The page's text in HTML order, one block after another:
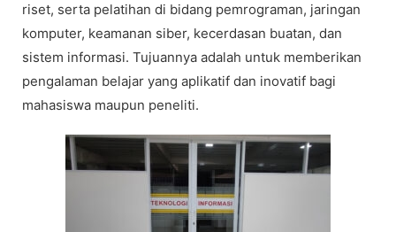
riset, serta pelatihan di bidang pemrograman, jaringan
komputer, keamanan siber, kecerdasan buatan, dan
sistem informasi. Tujuannya adalah untuk memberikan
pengalaman belajar yang aplikatif dan inovatif bagi
mahasiswa maupun peneliti.